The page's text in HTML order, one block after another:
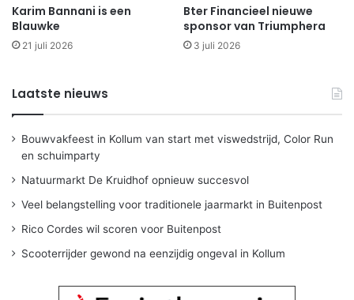
Karim Bannani is een
Blauwke
21 juli 2026
Bter Financieel nieuwe
sponsor van Triumphera
3 juli 2026
Laatste nieuws
Bouwvakfeest in Kollum van start met viswedstrijd, Color Run
en schuimparty
Natuurmarkt De Kruidhof opnieuw succesvol
Veel belangstelling voor traditionele jaarmarkt in Buitenpost
Rico Cordes wil scoren voor Buitenpost
Scooterrijder gewond na eenzijdig ongeval in Kollum